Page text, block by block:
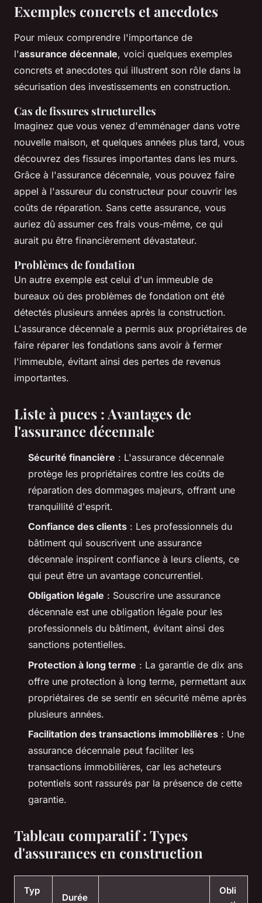
Exemples concrets et anecdotes
Pour mieux comprendre l'importance de
l'assurance décennale, voici quelques exemples
concrets et anecdotes qui illustrent son rôle dans la
sécurisation des investissements en construction.
Cas de fissures structurelles
Imaginez que vous venez d'emménager dans votre
nouvelle maison, et quelques années plus tard, vous
découvrez des fissures importantes dans les murs.
Grâce à l'assurance décennale, vous pouvez faire
appel à l'assureur du constructeur pour couvrir les
coûts de réparation. Sans cette assurance, vous
auriez dû assumer ces frais vous-même, ce qui
aurait pu être financièrement dévastateur.
Problèmes de fondation
Un autre exemple est celui d'un immeuble de
bureaux où des problèmes de fondation ont été
détectés plusieurs années après la construction.
L'assurance décennale a permis aux propriétaires de
faire réparer les fondations sans avoir à fermer
l'immeuble, évitant ainsi des pertes de revenus
importantes.
Liste à puces : Avantages de
l'assurance décennale
Sécurité financière : L'assurance décennale
protège les propriétaires contre les coûts de
réparation des dommages majeurs, offrant une
tranquillité d'esprit.
Confiance des clients : Les professionnels du
bâtiment qui souscrivent une assurance
décennale inspirent confiance à leurs clients, ce
qui peut être un avantage concurrentiel.
Obligation légale : Souscrire une assurance
décennale est une obligation légale pour les
professionnels du bâtiment, évitant ainsi des
sanctions potentielles.
Protection à long terme : La garantie de dix ans
offre une protection à long terme, permettant aux
propriétaires de se sentir en sécurité même après
plusieurs années.
Facilitation des transactions immobilières : Une
assurance décennale peut faciliter les
transactions immobilières, car les acheteurs
potentiels sont rassurés par la présence de cette
garantie.
Tableau comparatif : Types
d'assurances en construction
Typ
Durée
Obli